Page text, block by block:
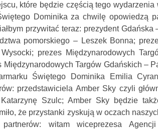
które będzie częścią tego wydarzenia
Dominika za chwilę opowiedzą
przywitać teraz: prezydent Gdańska
pomorskiego – Leszek Bonna;
prezes Międzynarodowych
Targów Gdańskich –
Świętego Dominika Emilia
przedstawiciela Amber Sky czyli
Szulc; Amber Sky będzie
że przystanki zyskują w oczach
witam wiceprezesa